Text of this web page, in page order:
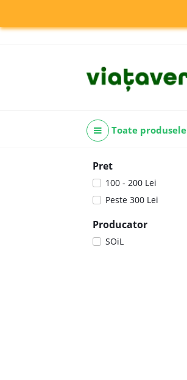
Toate produsele
Pret
100 - 200 Lei
Peste 300 Lei
Producator
SOiL